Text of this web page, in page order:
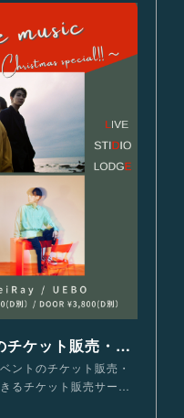
TIGET | ライブイベントのチケット販売・購入・予約
ントのチケット販売・
るチケット販売サー…